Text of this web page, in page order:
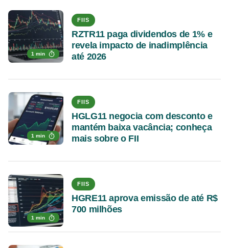
1 min
FIIS
RZTR11 paga dividendos de 1% e
revela impacto de inadimplência
até 2026
1 min
FIIS
HGLG11 negocia com desconto e
mantém baixa vacância; conheça
mais sobre o FII
1 min
FIIS
HGRE11 aprova emissão de até R$
700 milhões